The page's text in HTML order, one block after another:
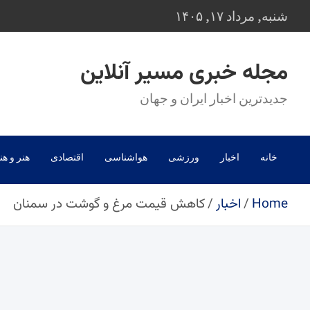
to
شنبه, مرداد ۱۷, ۱۴۰۵
مجله خبری مسیر آنلاین
جدیدترین اخبار ایران و جهان
خانه اخبار ورزشی هواشناسی اقتصادی هنر و
Home اخبار کاهش قیمت مرغ و گوشت در سمنان